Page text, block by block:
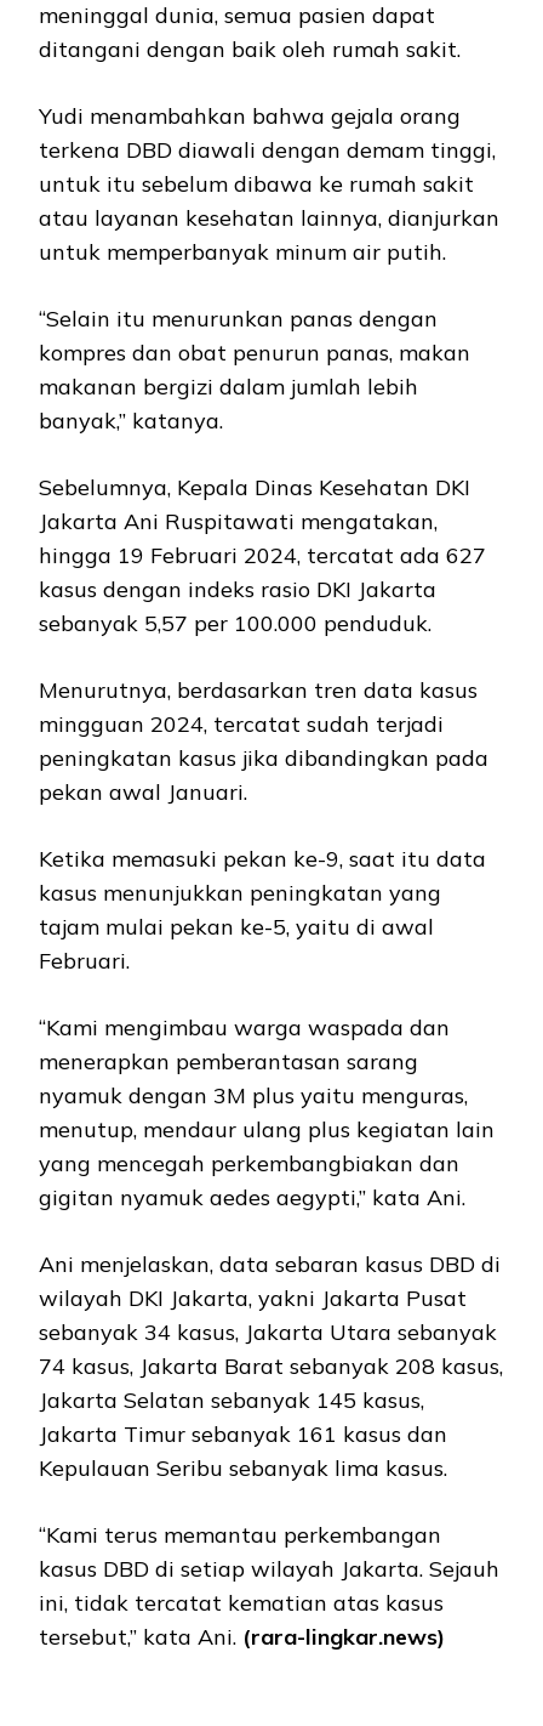
meninggal dunia, semua pasien dapat
ditangani dengan baik oleh rumah sakit.
Yudi menambahkan bahwa gejala orang
terkena DBD diawali dengan demam tinggi,
untuk itu sebelum dibawa ke rumah sakit
atau layanan kesehatan lainnya, dianjurkan
untuk memperbanyak minum air putih.
“Selain itu menurunkan panas dengan
kompres dan obat penurun panas, makan
makanan bergizi dalam jumlah lebih
banyak,” katanya.
Sebelumnya, Kepala Dinas Kesehatan DKI
Jakarta Ani Ruspitawati mengatakan,
hingga 19 Februari 2024, tercatat ada 627
kasus dengan indeks rasio DKI Jakarta
sebanyak 5,57 per 100.000 penduduk.
Menurutnya, berdasarkan tren data kasus
mingguan 2024, tercatat sudah terjadi
peningkatan kasus jika dibandingkan pada
pekan awal Januari.
Ketika memasuki pekan ke-9, saat itu data
kasus menunjukkan peningkatan yang
tajam mulai pekan ke-5, yaitu di awal
Februari.
“Kami mengimbau warga waspada dan
menerapkan pemberantasan sarang
nyamuk dengan 3M plus yaitu menguras,
menutup, mendaur ulang plus kegiatan lain
yang mencegah perkembangbiakan dan
gigitan nyamuk aedes aegypti,” kata Ani.
Ani menjelaskan, data sebaran kasus DBD di
wilayah DKI Jakarta, yakni Jakarta Pusat
sebanyak 34 kasus, Jakarta Utara sebanyak
74 kasus, Jakarta Barat sebanyak 208 kasus,
Jakarta Selatan sebanyak 145 kasus,
Jakarta Timur sebanyak 161 kasus dan
Kepulauan Seribu sebanyak lima kasus.
“Kami terus memantau perkembangan
kasus DBD di setiap wilayah Jakarta. Sejauh
ini, tidak tercatat kematian atas kasus
tersebut,” kata Ani. (rara-lingkar.news)